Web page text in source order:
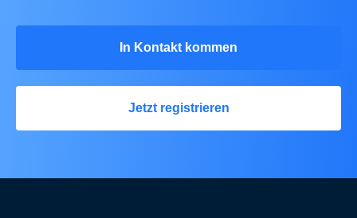
In Kontakt kommen
Jetzt registrieren